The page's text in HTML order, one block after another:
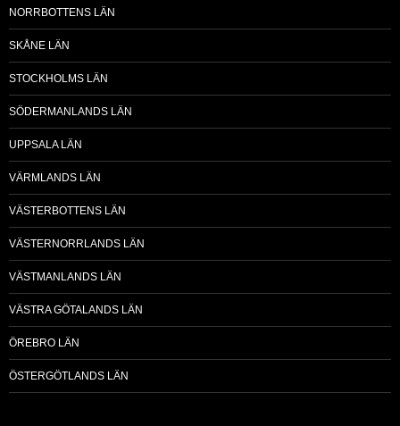
NORRBOTTENS LÄN
SKÅNE LÄN
STOCKHOLMS LÄN
SÖDERMANLANDS LÄN
UPPSALA LÄN
VÄRMLANDS LÄN
VÄSTERBOTTENS LÄN
VÄSTERNORRLANDS LÄN
VÄSTMANLANDS LÄN
VÄSTRA GÖTALANDS LÄN
ÖREBRO LÄN
ÖSTERGÖTLANDS LÄN